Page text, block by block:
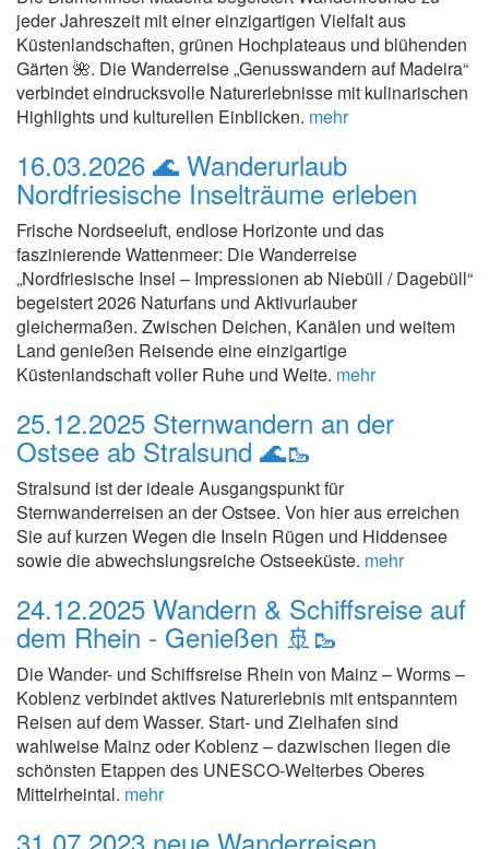
jeder Jahreszeit mit einer einzigartigen Vielfalt aus
Küstenlandschaften, grünen Hochplateaus und blühenden
Gärten 🌺. Die Wanderreise „Genusswandern auf Madeira“
verbindet eindrucksvolle Naturerlebnisse mit kulinarischen
Highlights und kulturellen Einblicken. mehr
16.03.2026 🌊 Wanderurlaub
Nordfriesische Inselträume erleben
Frische Nordseeluft, endlose Horizonte und das
faszinierende Wattenmeer: Die Wanderreise
„Nordfriesische Insel – Impressionen ab Niebüll / Dagebüll“
begeistert 2026 Naturfans und Aktivurlauber
gleichermaßen. Zwischen Deichen, Kanälen und weitem
Land genießen Reisende eine einzigartige
Küstenlandschaft voller Ruhe und Weite. mehr
25.12.2025 Sternwandern an der
Ostsee ab Stralsund 🌊🥾
Stralsund ist der ideale Ausgangspunkt für
Sternwanderreisen an der Ostsee. Von hier aus erreichen
Sie auf kurzen Wegen die Inseln Rügen und Hiddensee
sowie die abwechslungsreiche Ostseeküste. mehr
24.12.2025 Wandern & Schiffsreise auf
dem Rhein - Genießen 🚢🥾
Die Wander- und Schiffsreise Rhein von Mainz – Worms –
Koblenz verbindet aktives Naturerlebnis mit entspanntem
Reisen auf dem Wasser. Start- und Zielhafen sind
wahlweise Mainz oder Koblenz – dazwischen liegen die
schönsten Etappen des UNESCO-Welterbes Oberes
Mittelrheintal. mehr